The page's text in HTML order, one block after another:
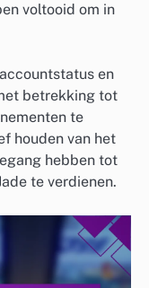
voltooid om in
en
betrekking tot
te
houden van het
hebben tot
te verdienen.